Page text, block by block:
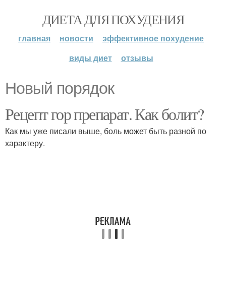
ДИЕТА ДЛЯ ПОХУДЕНИЯ
главная новости
эффективное похудение
виды диет
отзывы
Новый порядок
Рецепт гор препарат. Как болит?
Как мы уже писали выше, боль может быть разной по
характеру.